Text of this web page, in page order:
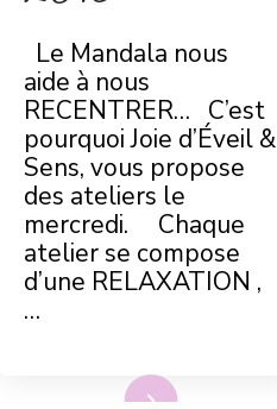
Le Mandala nous
aide à nous
RECENTRER… C’est
pourquoi Joie d’Éveil &
Sens, vous propose
des ateliers le
mercredi. Chaque
atelier se compose
d’une RELAXATION ,
…